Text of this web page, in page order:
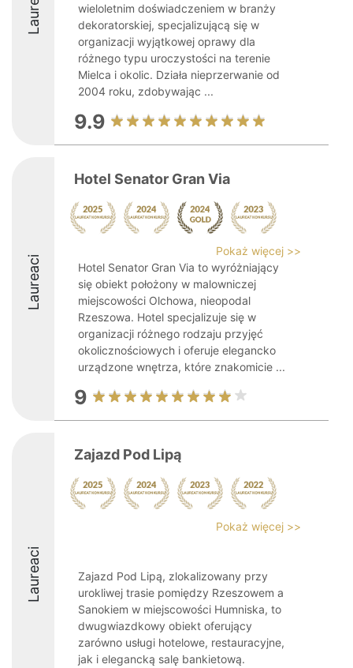
wieloletnim doświadczeniem w branży
dekoratorskiej, specjalizującą się w
organizacji wyjątkowej oprawy dla
różnego typu uroczystości na terenie
Mielca i okolic. Działa nieprzerwanie od
2004 roku, zdobywając ...
9.9
Laureaci
Hotel Senator Gran Via
Pokaż więcej >>
Hotel Senator Gran Via to wyróżniający
się obiekt położony w malowniczej
miejscowości Olchowa, nieopodal
Rzeszowa. Hotel specjalizuje się w
organizacji różnego rodzaju przyjęć
okolicznościowych i oferuje elegancko
urządzone wnętrza, które znakomicie ...
9
Laureaci
Zajazd Pod Lipą
Pokaż więcej >>
Zajazd Pod Lipą, zlokalizowany przy
urokliwej trasie pomiędzy Rzeszowem a
Sanokiem w miejscowości Humniska, to
dwugwiazdkowy obiekt oferujący
zarówno usługi hotelowe, restauracyjne,
jak i elegancką salę bankietową.